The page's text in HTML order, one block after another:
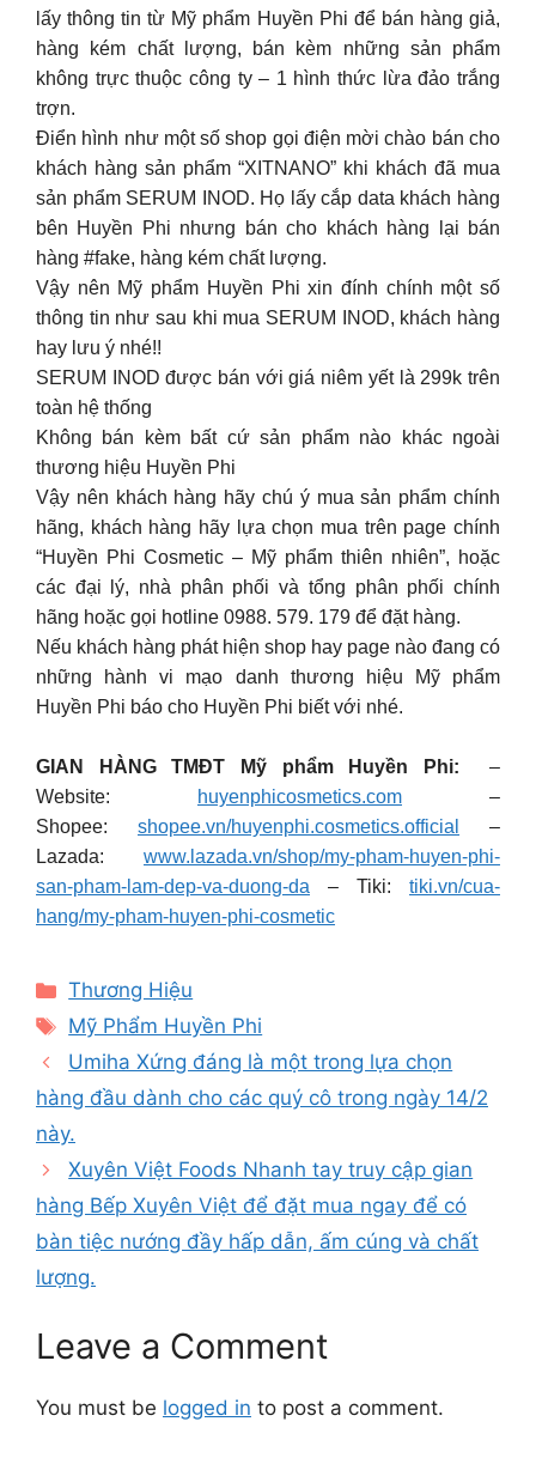
lấy thông tin từ Mỹ phẩm Huyền Phi để bán hàng giả,
hàng kém chất lượng, bán kèm những sản phẩm
không trực thuộc công ty – 1 hình thức lừa đảo trắng
trợn.
Điển hình như một số shop gọi điện mời chào bán cho
khách hàng sản phẩm “XITNANO” khi khách đã mua
sản phẩm SERUM INOD. Họ lấy cắp data khách hàng
bên Huyền Phi nhưng bán cho khách hàng lại bán
hàng #fake, hàng kém chất lượng.
Vậy nên Mỹ phẩm Huyền Phi xin đính chính một số
thông tin như sau khi mua SERUM INOD, khách hàng
hay lưu ý nhé!!
SERUM INOD được bán với giá niêm yết là 299k trên
toàn hệ thống
Không bán kèm bất cứ sản phẩm nào khác ngoài
thương hiệu Huyền Phi
Vậy nên khách hàng hãy chú ý mua sản phẩm chính
hãng, khách hàng hãy lựa chọn mua trên page chính
“Huyền Phi Cosmetic – Mỹ phẩm thiên nhiên”, hoặc
các đại lý, nhà phân phối và tổng phân phối chính
hãng hoặc gọi hotline 0988. 579. 179 để đặt hàng.
Nếu khách hàng phát hiện shop hay page nào đang có
những hành vi mạo danh thương hiệu Mỹ phẩm
Huyền Phi báo cho Huyền Phi biết với nhé.
GIAN HÀNG TMĐT Mỹ phẩm Huyền Phi:
–
Website:
huyenphicosmetics.com –
Shopee: shopee.vn/huyenphi.cosmetics.official
–
Lazada: www.lazada.vn/shop/my-pham-huyen-phi-
san-pham-lam-dep-va-duong-da – Tiki: tiki.vn/cua-
hang/my-pham-huyen-phi-cosmetic
Categories
Thương Hiệu
Tags
Mỹ Phẩm Huyền Phi
Umiha Xứng đáng là một trong lựa chọn
hàng đầu dành cho các quý cô trong ngày 14/2
này.
Xuyên Việt Foods Nhanh tay truy cập gian
hàng Bếp Xuyên Việt để đặt mua ngay để có
bàn tiệc nướng đầy hấp dẫn, ấm cúng và chất
lượng.
Leave a Comment
You must be logged in to post a comment.